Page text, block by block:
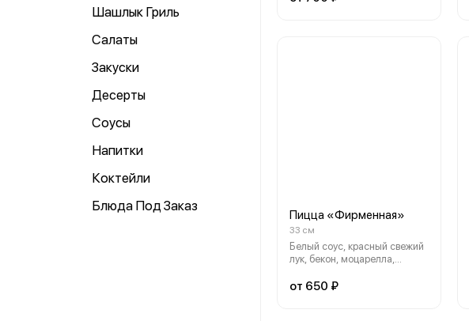
Шашлык Гриль
Салаты
Закуски
Десерты
Соусы
Напитки
Коктейли
Блюда Под Заказ
Пицца «Фирменная»
33 см
Белый соус, красный свежий
лук, бекон, моцарелла,
от 650 ₽